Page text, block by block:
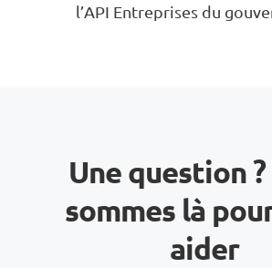
l’API Entreprises du
Une question
sommes là
aider